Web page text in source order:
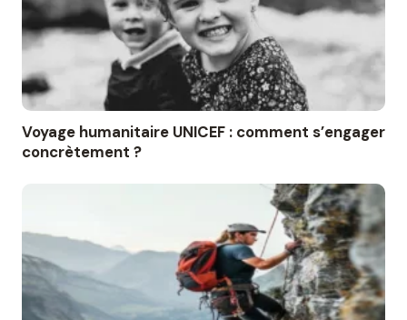
Voyage humanitaire UNICEF : comment s’engager
concrètement ?